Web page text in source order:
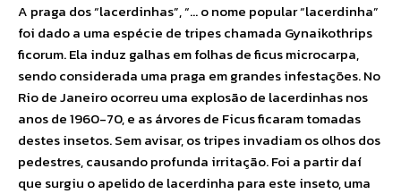
A praga dos “lacerdinhas”, “… o nome popular “lacerdinha”
foi dado a uma espécie de tripes chamada Gynaikothrips
ficorum. Ela induz galhas em folhas de ficus microcarpa,
sendo considerada uma praga em grandes infestações. No
Rio de Janeiro ocorreu uma explosão de lacerdinhas nos
anos de 1960-70, e as árvores de Ficus ficaram tomadas
destes insetos. Sem avisar, os tripes invadiam os olhos dos
pedestres, causando profunda irritação. Foi a partir daí
que surgiu o apelido de lacerdinha para este inseto, uma